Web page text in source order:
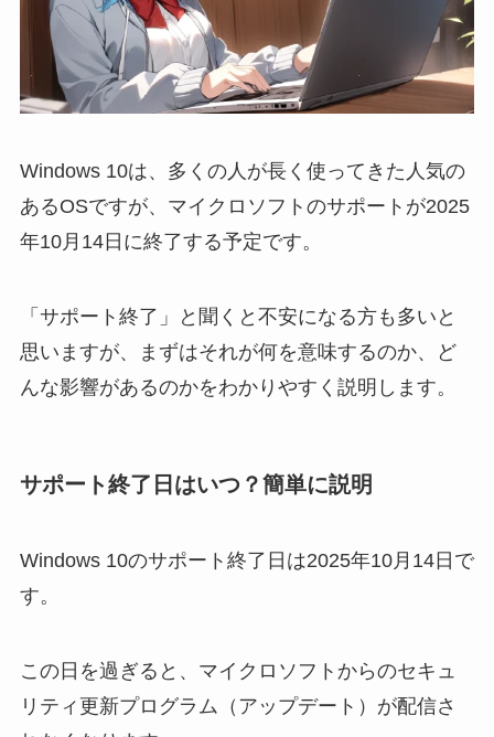
Windows 10は、多くの人が長く使ってきた人気の
あるOSですが、マイクロソフトのサポートが2025
年10月14日に終了する予定です。
「サポート終了」と聞くと不安になる方も多いと
思いますが、まずはそれが何を意味するのか、ど
んな影響があるのかをわかりやすく説明します。
サポート終了日はいつ？簡単に説明
Windows 10のサポート終了日は2025年10月14日で
す。
この日を過ぎると、マイクロソフトからのセキュ
リティ更新プログラム（アップデート）が配信さ